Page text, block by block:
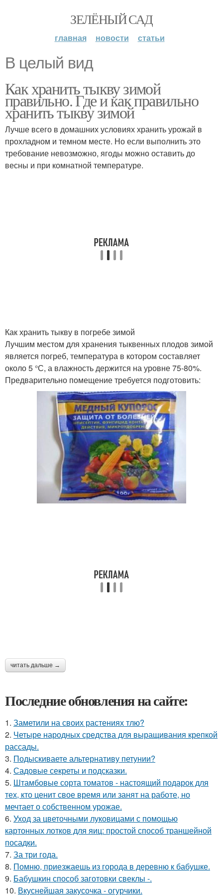
ЗЕЛЁНЫЙ САД
главная новости статьи
В целый вид
Как хранить тыкву зимой
правильно. Где и как правильно
хранить тыкву зимой
Лучше всего в домашних условиях хранить урожай в
прохладном и темном месте. Но если выполнить это
требование невозможно, ягоды можно оставить до
весны и при комнатной температуре.
Как хранить тыкву в погребе зимой
Лучшим местом для хранения тыквенных плодов зимой
является погреб, температура в котором составляет
около 5 °С, а влажность держится на уровне 75-80%.
Предварительно помещение требуется подготовить:
читать дальше →
Последние обновления на сайте:
1. Заметили на своих растениях тлю?
2. Четыре народных средства для выращивания крепкой
рассады.
3. Подыскиваете альтернативу петунии?
4. Садовые секреты и подсказки.
5. Штамбовые сорта томатов - настоящий подарок для
тех, кто ценит свое время или занят на работе, но
мечтает о собственном урожае.
6. Уход за цветочными луковицами с помощью
картонных лотков для яиц: простой способ траншейной
посадки.
7. За три года.
8. Помню, приезжаешь из города в деревню к бабушке.
9. Бабушкин способ заготовки свеклы -.
10. Вкуснейшая закусочка - огурчики.